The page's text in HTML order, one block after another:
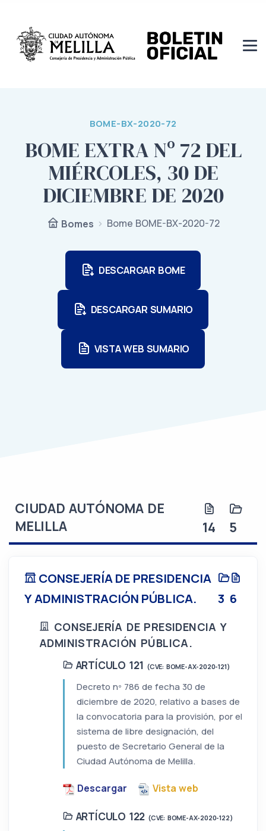
BOME-BX-2020-72
BOME EXTRA Nº 72 DEL
MIÉRCOLES, 30 DE
DICIEMBRE DE 2020
Bomes Bome BOME-BX-2020-72
DESCARGAR BOME
DESCARGAR SUMARIO
VISTA WEB SUMARIO
CIUDAD AUTÓNOMA DE
MELILLA
14 5
CONSEJERÍA DE PRESIDENCIA
Y ADMINISTRACIÓN PÚBLICA.
3 6
CONSEJERÍA DE PRESIDENCIA Y
ADMINISTRACIÓN PÚBLICA.
ARTÍCULO 121 (CVE: BOME-AX-2020-121)
Decreto nº 786 de fecha 30 de
diciembre de 2020, relativo a bases de
la convocatoria para la provisión, por el
sistema de libre designación, del
puesto de Secretario General de la
Ciudad Autónoma de Melilla.
Descargar Vista web
ARTÍCULO 122 (CVE: BOME-AX-2020-122)